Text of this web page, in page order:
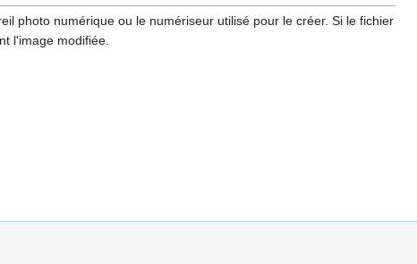
photo numérique ou le numériseur utilisé pour le créer. Si le fichier
l'image modifiée.